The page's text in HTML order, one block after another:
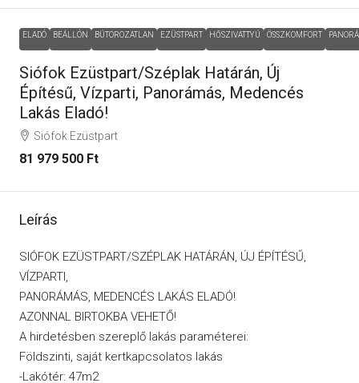
ELADÓ BEÁLLÓN BÚTOROZATLAN EZÜSTPART HŐSZIVATTYÚ ÖSSZKOMFORT
Siófok Ezüstpart/Széplak Határán, Új
Építésű, Vízparti, Panorámás, Medencés
Lakás Eladó!
Siófok Ezüstpart
81 979 500 Ft
Leírás
SIÓFOK EZÜSTPART/SZÉPLAK HATÁRÁN, ÚJ ÉPÍTÉSŰ,
VÍZPARTI,
PANORÁMÁS, MEDENCÉS LAKÁS ELADÓ!
AZONNAL BIRTOKBA VEHETŐ!
A hirdetésben szereplő lakás paraméterei:
Földszinti, saját kertkapcsolatos lakás
-Lakótér: 47m2